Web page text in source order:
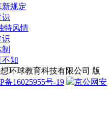
规定
识
特风情
识
知
环球教育科技有限公司 版
备16025955号-19
京公网安